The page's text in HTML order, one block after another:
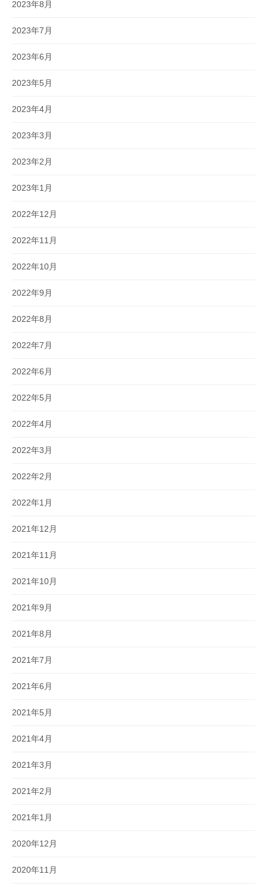
2023年8月
2023年7月
2023年6月
2023年5月
2023年4月
2023年3月
2023年2月
2023年1月
2022年12月
2022年11月
2022年10月
2022年9月
2022年8月
2022年7月
2022年6月
2022年5月
2022年4月
2022年3月
2022年2月
2022年1月
2021年12月
2021年11月
2021年10月
2021年9月
2021年8月
2021年7月
2021年6月
2021年5月
2021年4月
2021年3月
2021年2月
2021年1月
2020年12月
2020年11月